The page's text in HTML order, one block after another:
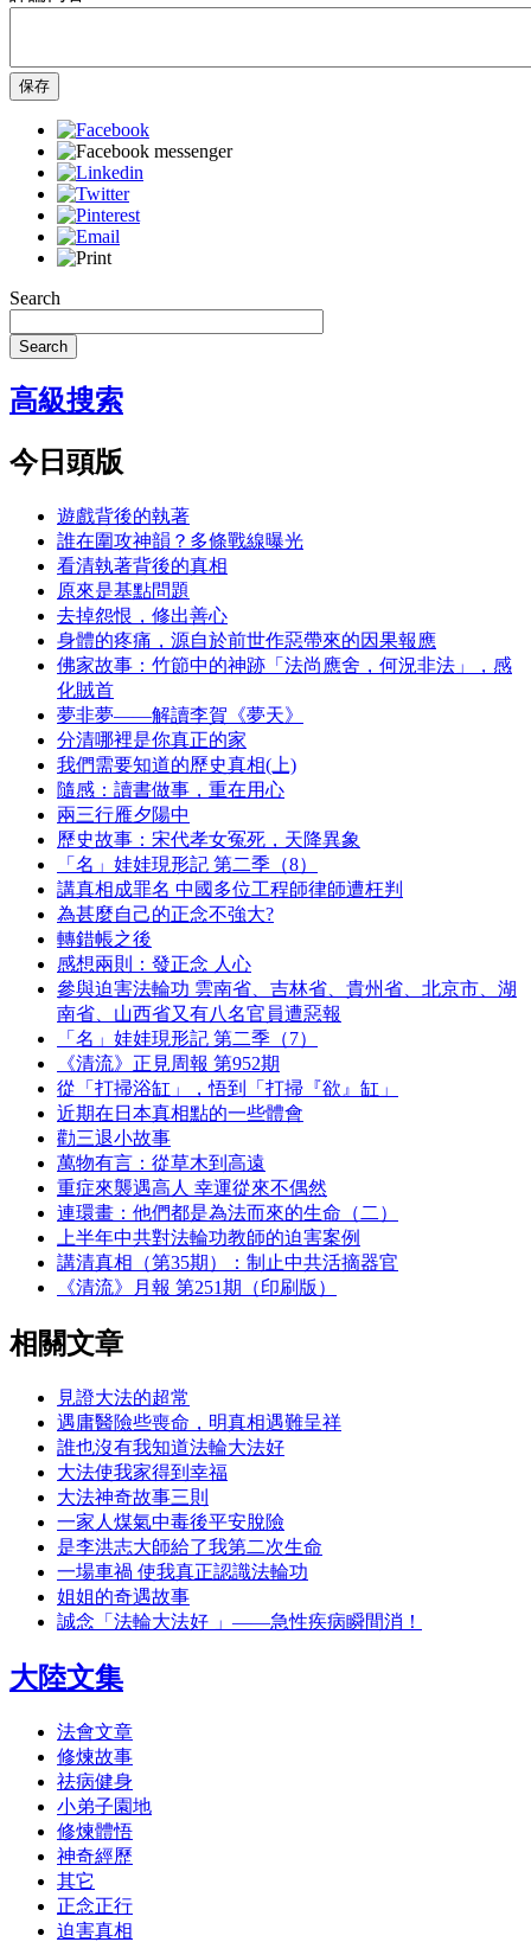
保存
Search
Search
高級搜索
今日頭版
遊戲背後的執著
誰在圍攻神韻？多條戰線曝光
看清執著背後的真相
原來是基點問題
去掉怨恨，修出善心
身體的疼痛，源自於前世作惡帶來的因果報應
佛家故事：竹節中的神跡「法尚應舍，何況非法」，感
化賊首
夢非夢——解讀李賀《夢天》
分清哪裡是你真正的家
我們需要知道的歷史真相(上)
隨感：讀書做事，重在用心
兩三行雁夕陽中
歷史故事：宋代孝女冤死，天降異象
「名」娃娃現形記 第二季（8）
講真相成罪名 中國多位工程師律師遭枉判
為甚麼自己的正念不強大?
轉錯帳之後
感想兩則：發正念 人心
參與迫害法輪功 雲南省、吉林省、貴州省、北京市、湖
南省、山西省又有八名官員遭惡報
「名」娃娃現形記 第二季（7）
《清流》正見周報 第952期
從「打掃浴缸」，悟到「打掃『欲』缸」
近期在日本真相點的一些體會
勸三退小故事
萬物有言：從草木到高遠
重症來襲遇高人 幸運從來不偶然
連環畫：他們都是為法而來的生命（二）
上半年中共對法輪功教師的迫害案例
講清真相（第35期）：制止中共活摘器官
《清流》月報 第251期（印刷版）
相關文章
見證大法的超常
遇庸醫險些喪命，明真相遇難呈祥
誰也沒有我知道法輪大法好
大法使我家得到幸福
大法神奇故事三則
一家人煤氣中毒後平安脫險
是李洪志大師給了我第二次生命
一場車禍 使我真正認識法輪功
姐姐的奇遇故事
誠念「法輪大法好 」——急性疾病瞬間消！
大陸文集
法會文章
修煉故事
祛病健身
小弟子園地
修煉體悟
神奇經歷
其它
正念正行
迫害真相